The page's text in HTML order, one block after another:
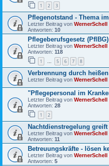
1 2 3
Pflegenotstand - Thema
Letzter Beitrag von WernerSchell
Antworten: 10
Pflegeberufsgesetz (PflBG)
Letzter Beitrag von WernerSchell
Antworten: 118
1 … 5 6 7 8
Verbrennung durch
Letzter Beitrag von WernerSchell
"Pflegepersonal im
Letzter Beitrag von WernerSchell
Antworten: 28
1 2
Nachtdienstregelung
Letzter Beitrag von WernerSchell
Antworten: 11
Betreuungskräfte - lösen
Letzter Beitrag von WernerSchell
Antworten: 5